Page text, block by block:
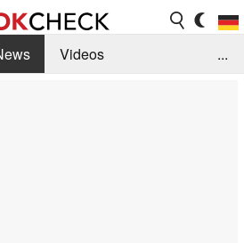
Videos
...